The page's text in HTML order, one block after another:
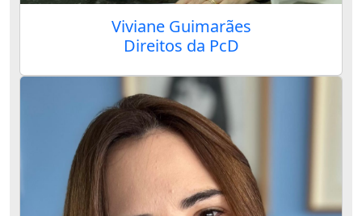
Viviane Guimarães
Direitos da PcD